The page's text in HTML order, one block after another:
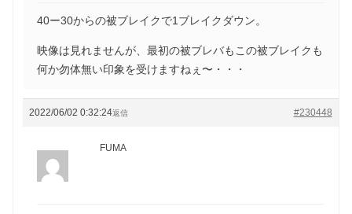
40ー30からの被ブレイクで1ブレイクダウン。
映像は見れませんが、最初の被ブレバもこの被ブレイクも
何か勿体無い印象を受けますねぇ〜・・・
2022/06/02 0:32:24 #230448
返信
FUMA